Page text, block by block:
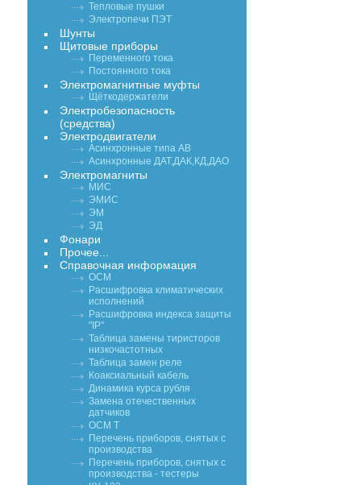
Тепловые пушки
Электропечи ПЭТ
Шунты
Щитовые приборы
Переменного тока
Постоянного тока
Электромагнитные муфты
Щёткодержатели
Электробезопасность
(средства)
Электродвигатели
Асинхронные типа АВ
Асинхронные ДАТ,ДАК,КД,ДАО
Электромагниты
МИС
ЭМИС
ЭМ
ЭД
Фонари
Прочее...
Справочная информация
ОСМ
Расшифровка климатических
исполнений
Расшифровка индекса защиты
"IP"
Таблица замены тиристоров
низкочастотных
Таблица замен реле
Коаксиальный кабель
Динамика курса рубля
Замена отечественных
датчиков
ОСМ Т
Перечень приборов, снятых с
производства
Перечень приборов, снятых с
производства - тестеры